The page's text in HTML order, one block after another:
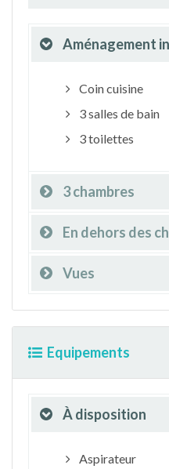
Aménagement
Coin cuisine
3 salles de bain
3 toilettes
3 chambres
En dehors des
Vues
Equipements
À disposition
Aspirateur